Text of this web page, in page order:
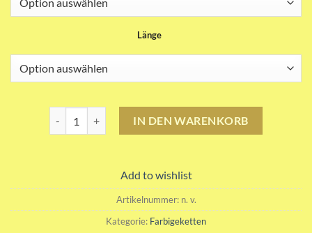
Länge
IN DEN WARENKORB
Add to wishlist
Artikelnummer: n. v.
Kategorie: Farbigeketten